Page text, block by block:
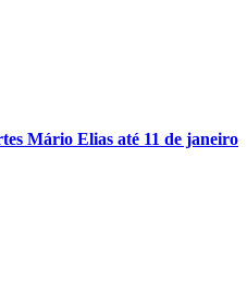
Mário Elias até 11 de janeiro